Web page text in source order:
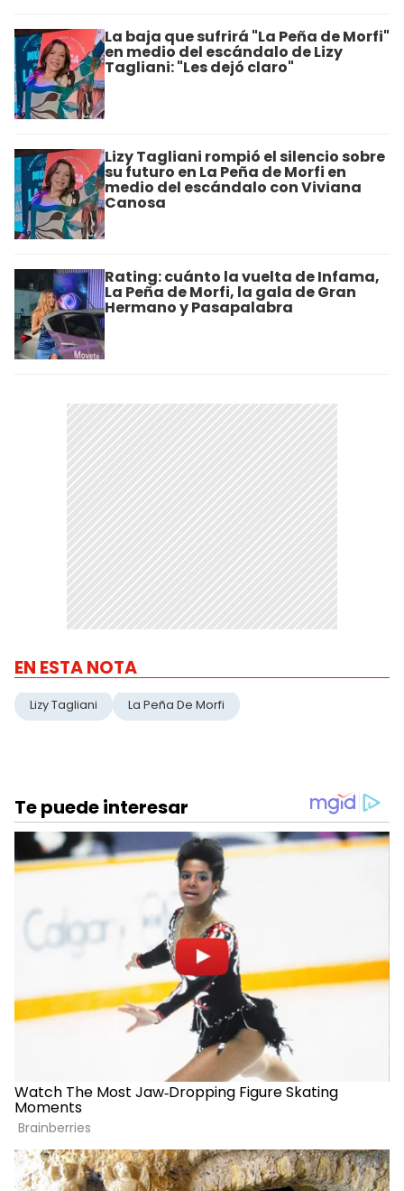
La baja que sufrirá "La Peña de Morfi"
en medio del escándalo de Lizy
Tagliani: "Les dejó claro"
Lizy Tagliani rompió el silencio sobre
su futuro en La Peña de Morfi en
medio del escándalo con Viviana
Canosa
Rating: cuánto la vuelta de Infama,
La Peña de Morfi, la gala de Gran
Hermano y Pasapalabra
EN ESTA NOTA
Lizy Tagliani La Peña De Morfi